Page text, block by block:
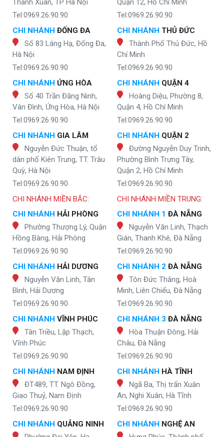
Tel:0969.26.90.90
CHI NHÁNH ĐỐNG ĐA
Số 83 Láng Hạ, Đống Đa,
Hà Nội
Tel:0969.26.90.90
CHI NHÁNH ỨNG HÒA
Số 40 Trần Đăng Ninh,
Vân Đình, Ứng Hòa, Hà Nội
Tel:0969.26.90.90
CHI NHÁNH GIA LÂM
Nguyễn Đức Thuận, tổ
dân phố Kiên Trung, TT. Trâu
Quỳ, Hà Nội
Tel:0969.26.90.90
Tel:0969.26.90.90
CHI NHÁNH THỦ ĐỨC
Thành Phố Thủ Đức, Hồ
Chí Minh
Tel:0969.26.90.90
CHI NHÁNH QUẬN 4
Hoàng Diệu, Phường 8,
Quận 4, Hồ Chí Minh
Tel:0969.26.90.90
CHI NHÁNH QUẬN 2
Đường Nguyễn Duy Trinh,
Phường Bình Trưng Tây,
Quận 2, Hồ Chí Minh
Tel:0969.26.90.90
CHI NHÁNH MIỀN BẮC:
CHI NHÁNH HẢI PHÒNG
Phường Thượng Lý, Quận
Hồng Bàng, Hải Phòng
Tel:0969.26.90.90
CHI NHÁNH HẢI DƯƠNG
Nguyễn Văn Linh, Tân
Bình, Hải Dương
Tel:0969.26.90.90
CHI NHÁNH VĨNH PHÚC
Tân Triều, Lập Thạch,
Vĩnh Phúc
Tel:0969.26.90.90
CHI NHÁNH NAM ĐỊNH
ĐT489, TT. Ngô Đồng,
Giao Thuỷ, Nam Định
Tel:0969.26.90.90
CHI NHÁNH QUẢNG NINH
CHI NHÁNH MIỀN TRUNG:
CHI NHÁNH 1 ĐÀ NẴNG
Nguyễn Văn Linh, Thạch
Gián, Thanh Khê, Đà Nẵng
Tel:0969.26.90.90
CHI NHÁNH 2 ĐÀ NẴNG
Tôn Đức Thắng, Hoà
Minh, Liên Chiểu, Đà Nẵng
Tel:0969.26.90.90
CHI NHÁNH 3 ĐÀ NẴNG
Hòa Thuận Đông, Hải
Châu, Đà Nẵng
Tel:0969.26.90.90
CHI NHÁNH HÀ TĨNH
Ngã Ba, Thị trấn Xuân
An, Nghi Xuân, Hà Tĩnh
Tel:0969.26.90.90
CHI NHÁNH NGHỆ AN